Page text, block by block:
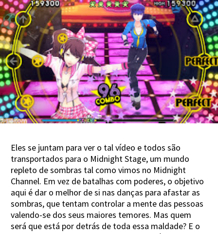
Eles se juntam para ver o tal vídeo e todos são
transportados para o Midnight Stage, um mundo
repleto de sombras tal como vimos no Midnight
Channel. Em vez de batalhas com poderes, o objetivo
aqui é dar o melhor de si nas danças para afastar as
sombras, que tentam controlar a mente das pessoas
valendo-se dos seus maiores temores. Mas quem
será que está por detrás de toda essa maldade? E o